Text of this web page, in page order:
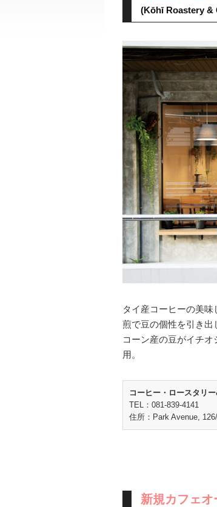
(Kōhī Roastery &
タイ産コーヒーの美
煎で豆の個性を引き出
コーン産の豆がイチ
用。
コーヒー・ロースタリ
TEL：081-839-4141
住所：Park Avenue,
新規カフェオ